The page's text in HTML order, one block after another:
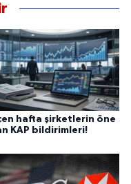
hafta şirketlerin öne
KAP bildirimleri!